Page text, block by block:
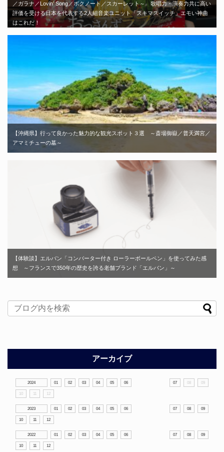
／ガラナ／Lovin’ Song／ボクノート／スカーレット～ 歌唱力・演奏力共に高い
評価を受ける日本を代表する2人組音楽ユニット「スキマスイッチ」エモい神曲
はこれだ！
【沖縄県】行って良かった魅力的な観光スポット３選 ～斎場御嶽／普天満宮／
アマミチューの墓～
【体験談】エルバン「コンバーター付き ローラーボールペン」を使ってみた感
想 ～フランスで350年の歴史を誇る老舗ブランド「エルバン」～
アーカイブ
2024 01 02 03 04 05 06 07 08 09
10 11 12
2023 01 02 03 04 05 06 07 08 09
10 11 12
2022 01 02 03 04 05 06 07 08 09
10 11 12